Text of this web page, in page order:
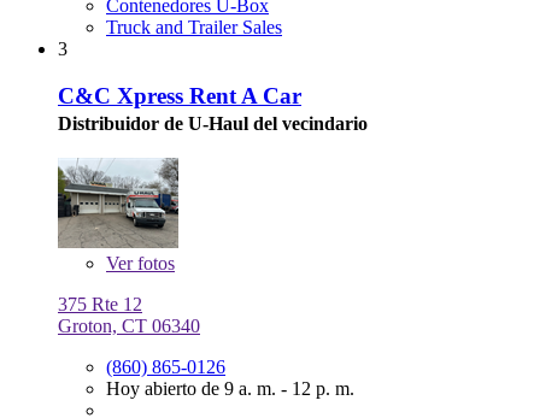
Contenedores U-Box
Truck and Trailer Sales
3
C&C Xpress Rent A Car
Distribuidor de U-Haul del vecindario
Verfotos
375 Rte 12
Groton, CT 06340
(860) 865-0126
Hoy abierto de 9 a. m. - 12 p. m.